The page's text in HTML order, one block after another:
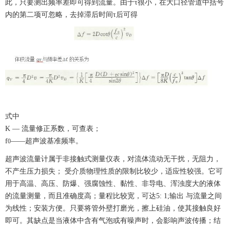
此，只要测出频率差即可得到流量。由于τ很小，在大口径管道中括号
内的第二项可忽略，去掉滞后时间τ后可得
式中
K — 流量修正系数，可查表；
f0——超声波基准频率。
超声波流量计属于非接触式测量仪表，对流体流动无干扰，无阻力，
不产生压力损失；
受介质物理性质的限制比较少，适应性较强。它可
用于高温、高压、防爆、强腐蚀性、黏性、非导电、浑浊度大的液体
的流量测量，而且准确度高；量程比较宽，可达5: 1;输出 与流量之间
为线性；安装方便。只要将管外壁打磨光，擦上硅油，使其接触良好
即可。其缺点是当液体中含有气泡或有噪声时，会影响声波传播；结